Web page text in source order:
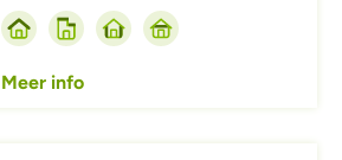
Meer info